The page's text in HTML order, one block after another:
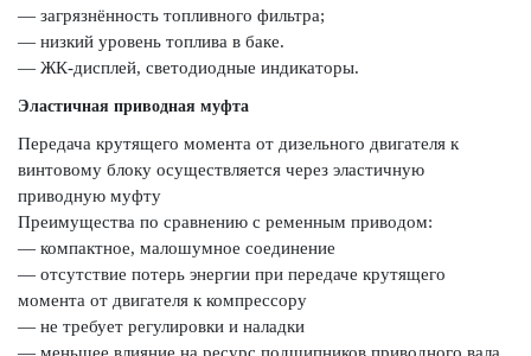
— загрязнённость топливного фильтра;
— низкий уровень топлива в баке.
— ЖК-дисплей, светодиодные индикаторы.
Эластичная приводная муфта
Передача крутящего момента от дизельного двигателя к
винтовому блоку осуществляется через эластичную
приводную муфту
Преимущества по сравнению с ременным приводом:
— компактное, малошумное соединение
— отсутствие потерь энергии при передаче крутящего
момента от двигателя к компрессору
— не требует регулировки и наладки